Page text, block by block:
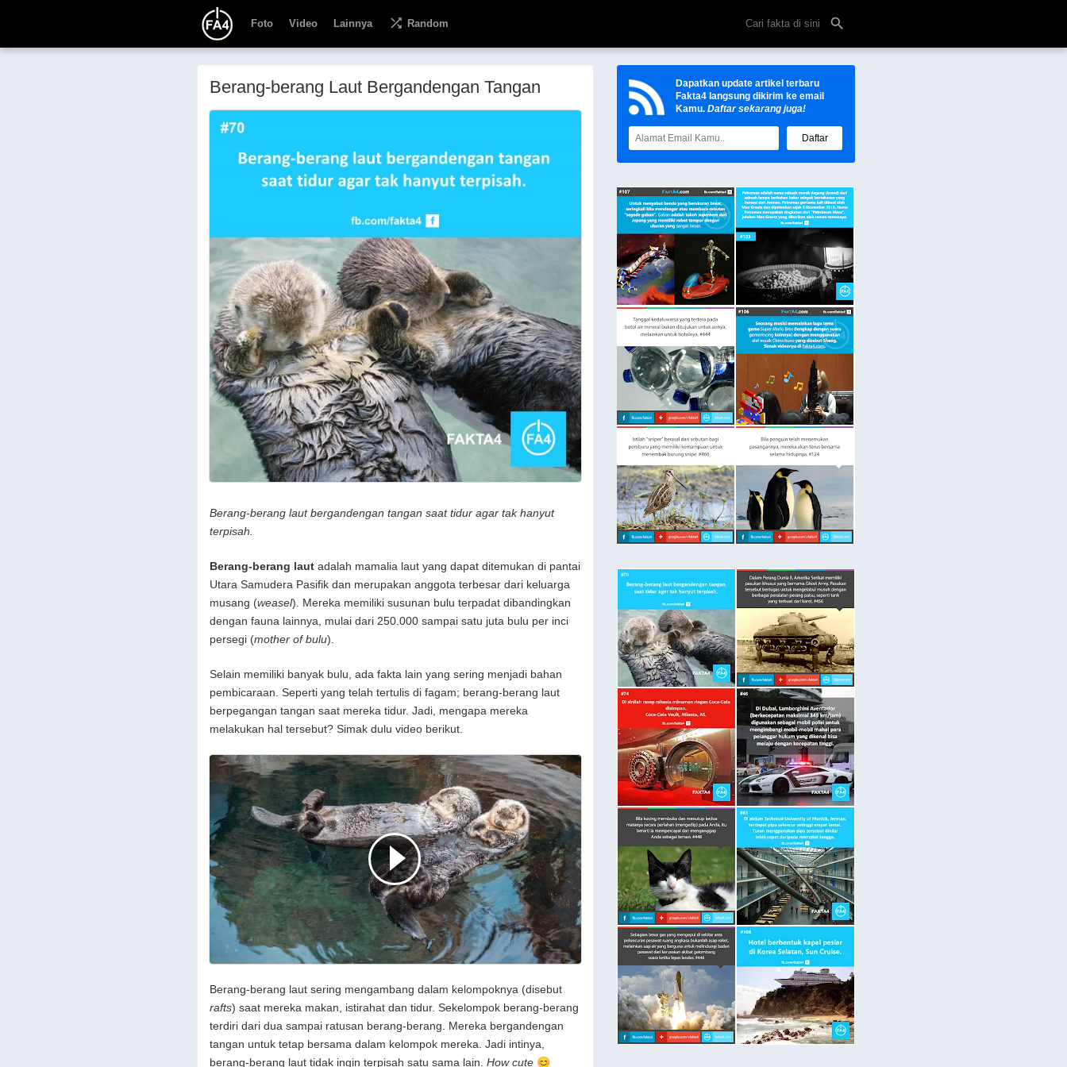
Foto Video Lainnya Random
Berang-berang Laut Bergandengan Tangan
Berang-berang laut bergandengan tangan saat tidur agar tak hanyut
terpisah.
Berang-berang laut adalah mamalia laut yang dapat ditemukan di pantai
Utara Samudera Pasifik dan merupakan anggota terbesar dari keluarga
musang (weasel). Mereka memiliki susunan bulu terpadat dibandingkan
dengan fauna lainnya, mulai dari 250.000 sampai satu juta bulu per inci
persegi (mother of bulu).
Selain memiliki banyak bulu, ada fakta lain yang sering menjadi bahan
pembicaraan. Seperti yang telah tertulis di fagam; berang-berang laut
berpegangan tangan saat mereka tidur. Jadi, mengapa mereka
melakukan hal tersebut? Simak dulu video berikut.
Berang-berang laut sering mengambang dalam kelompoknya (disebut
rafts) saat mereka makan, istirahat dan tidur. Sekelompok berang-berang
terdiri dari dua sampai ratusan berang-berang. Mereka bergandengan
tangan untuk tetap bersama dalam kelompok mereka. Jadi intinya,
berang-berang laut tidak ingin terpisah satu sama lain. How cute 😊
Dapatkan update artikel terbaru
Fakta4 langsung dikirim ke email
Kamu. Daftar sekarang juga!